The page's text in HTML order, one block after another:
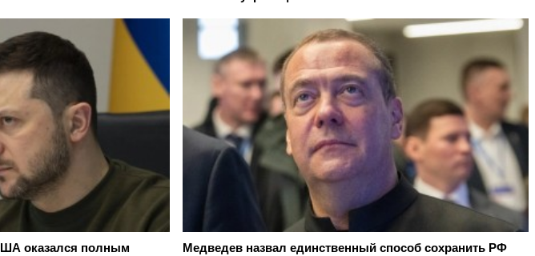
оказался полным
Медведев назвал единственный способ сохранить РФ